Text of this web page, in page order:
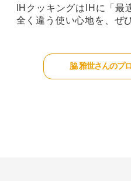
IHクッキングはIHに「最
全く違う使い心地を、ぜ
脇 雅世さんのプ